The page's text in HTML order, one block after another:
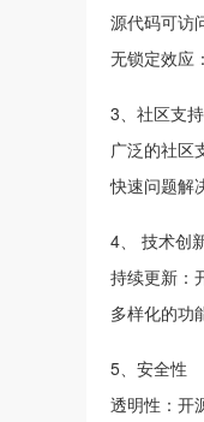
源代码可访
无锁定效应
3、社区支
广泛的社区
快速问题解
4、 技术创
持续更新：
多样化的功
5、安全性
透明性：开